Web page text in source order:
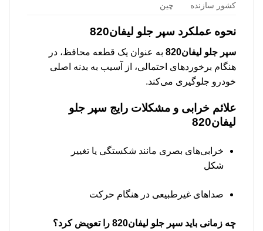
کشور سازنده چین
نحوه عملکرد سپر جلو لیفان820
سپر جلو لیفان820
به عنوان یک قطعه محافظ، در
هنگام برخوردهای احتمالی، از آسیب به بدنه اصلی
خودرو جلوگیری می‌کند.
علائم خرابی و مشکلات رایج سپر جلو
لیفان820
خرابی‌های بصری مانند شکستگی یا تغییر
شکل
صداهای غیرطبیعی در هنگام حرکت
چه زمانی باید سپر جلو لیفان820
را تعویض کرد؟